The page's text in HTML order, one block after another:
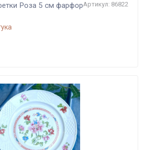
Роза 5 см фарфорАртикул: 86822